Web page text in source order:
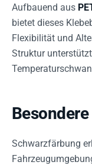
Aufbauend aus
bietet dieses
Flexibilität und
Struktur
Schwarzfärbung